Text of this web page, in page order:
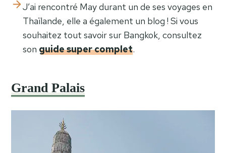
J’ai rencontré May durant un de ses voyages en
Thaïlande, elle a également un blog ! Si vous
souhaitez tout savoir sur Bangkok, consultez
son guide super complet.
Grand Palais